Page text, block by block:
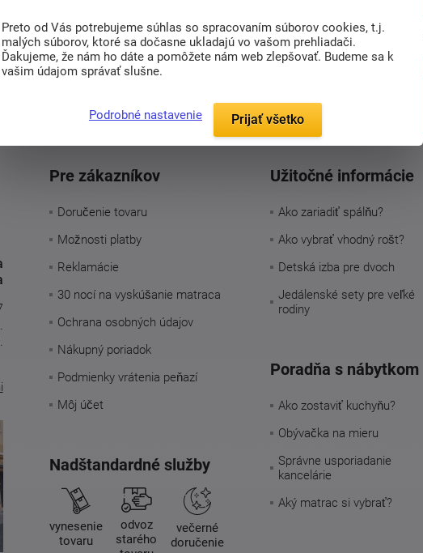
a tipy na kvalitný spánok
a budete o všetkom vedieť
Len prínosné informácie.
vám zašleme kód na ZĽAVU 5 €
Pre zákazníkov
Doručenie tovaru
Možnosti platby
Reklamácie
30 nocí na vyskúšanie matraca
Ochrana osobných údajov
Nákupný poriadok
Podmienky vrátenia peňazí
Môj účet
Nadštandardné služby
vynesenie
tovaru
odvoz
starého
večerné
doručenie
Užitočné informácie
Ako zariadiť spálňu?
Ako vybrať vhodný rošt?
Detská izba pre dvoch
Jedálenské sety pre veľké
rodiny
Poradňa s nábytkom
Ako zostaviť kuchyňu?
Obývačka na mieru
Správne usporiadanie
kancelárie
Aký matrac si vybrať?
Preto od Vás potrebujeme súhlas so spracovaním súborov cookies, t.j.
malých súborov, ktoré sa dočasne ukladajú vo vašom prehliadači.
Ďakujeme, že nám ho dáte a pomôžete nám web zlepšovať. Budeme sa k
vašim údajom správať slušne.
Podrobné nastavenie Prijať všetko